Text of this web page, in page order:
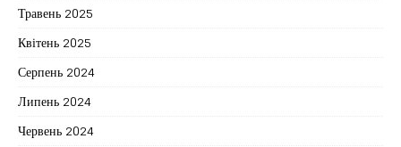
Травень 2025
Квітень 2025
Серпень 2024
Липень 2024
Червень 2024